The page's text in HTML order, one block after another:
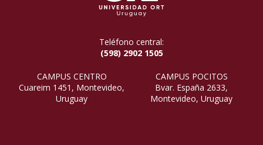
Teléfono central:
(598) 2902 1505
CAMPUS CENTRO
Cuareim 1451, Montevideo,
Uruguay
CAMPUS POCITOS
Bvar. España 2633,
Montevideo, Uruguay